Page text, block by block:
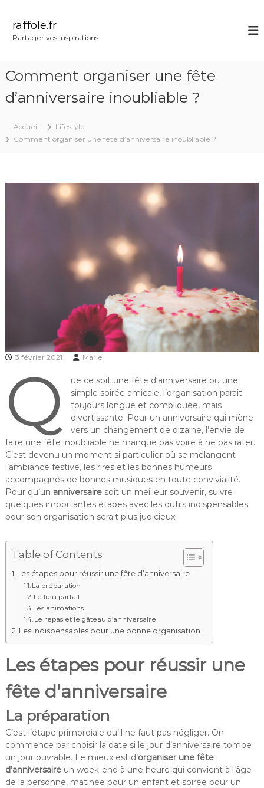
raffole.fr
Partager vos inspirations
Comment organiser une fête
d’anniversaire inoubliable ?
Accueil
Lifestyle
Comment organiser une fête d’anniversaire inoubliable ?
3 février 2021 Marie
Q
ue ce soit une fête d‘anniversaire ou une
simple soirée amicale, l’organisation paraît
toujours longue et compliquée, mais
divertissante. Pour un anniversaire qui mène
vers un changement de dizaine, l’envie de
faire une fête inoubliable ne manque pas voire à ne pas rater.
C’est devenu un moment si particulier où se mélangent
l’ambiance festive, les rires et les bonnes humeurs
accompagnés de bonnes musiques en toute convivialité.
Pour qu’un anniversairesoit un meilleur souvenir, suivre
quelques importantes étapes avec les outils indispensables
pour son organisation serait plus judicieux.
Table of Contents
Les étapes pour réussir une fête d’anniversaire
La préparation
Le lieu parfait
Les animations
Le repas et le gâteau d’anniversaire
Les indispensables pour une bonne organisation
Les étapes pour réussir une
fête d’anniversaire
La préparation
C’est l’étape primordiale qu’il ne faut pas négliger. On
commence par choisir la date si le jour d’anniversaire tombe
un jour ouvrable. Le mieux est d’organiser une fête
d’anniversaireun week-end à une heure qui convient à l’âge
de la personne, matinée pour un enfant et soirée pour un